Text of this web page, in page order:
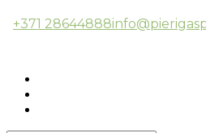
+371 28644888